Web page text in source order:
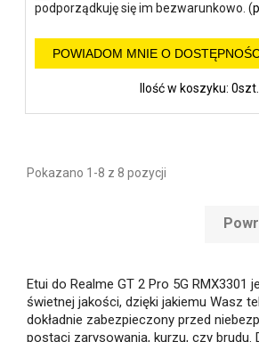
podporządkuję się im bezwarunkowo. (
POWIADOM MNIE O
Ilość w koszyku: 0szt.
Pokazano 1-8 z 8 pozycji
Etui do Realme GT 2 Pro 5G RMX3301
świetnej jakości, dzięki jakiemu Wasz
dokładnie zabezpieczony przed
postaci zarysowania, kurzu, czy brudu.